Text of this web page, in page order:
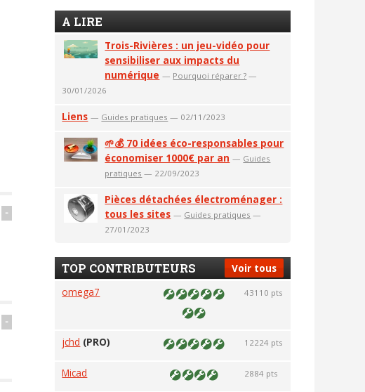
-
-
A LIRE
Trois-Rivières : un jeu-vidéo pour
sensibiliser aux impacts du
numérique — Pourquoi réparer ? —
30/01/2026
Liens — Guides pratiques — 02/11/2023
🌱💰 70 idées éco-responsables pour
économiser 1000€ par an — Guides
pratiques — 22/09/2023
Pièces détachées électroménager :
tous les sites — Guides pratiques —
27/01/2023
Voir tous
TOP CONTRIBUTEURS
omega7 43110 pts
jchd (PRO) 12224 pts
Micad 2884 pts